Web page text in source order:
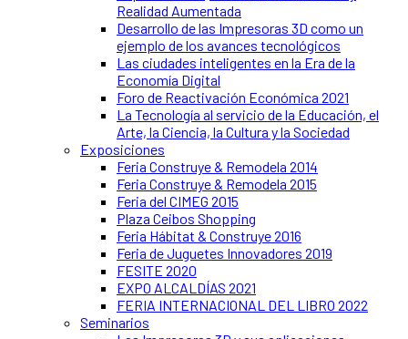
Realidad Aumentada
Desarrollo de las Impresoras 3D como un
ejemplo de los avances tecnológicos
Las ciudades inteligentes en la Era de la
Economía Digital
Foro de Reactivación Económica 2021
La Tecnología al servicio de la Educación, el
Arte, la Ciencia, la Cultura y la Sociedad
Exposiciones
Feria Construye & Remodela 2014
Feria Construye & Remodela 2015
Feria del CIMEG 2015
Plaza Ceibos Shopping
Feria Hábitat & Construye 2016
Feria de Juguetes Innovadores 2019
FESITE 2020
EXPO ALCALDÍAS 2021
FERIA INTERNACIONAL DEL LIBRO 2022
Seminarios